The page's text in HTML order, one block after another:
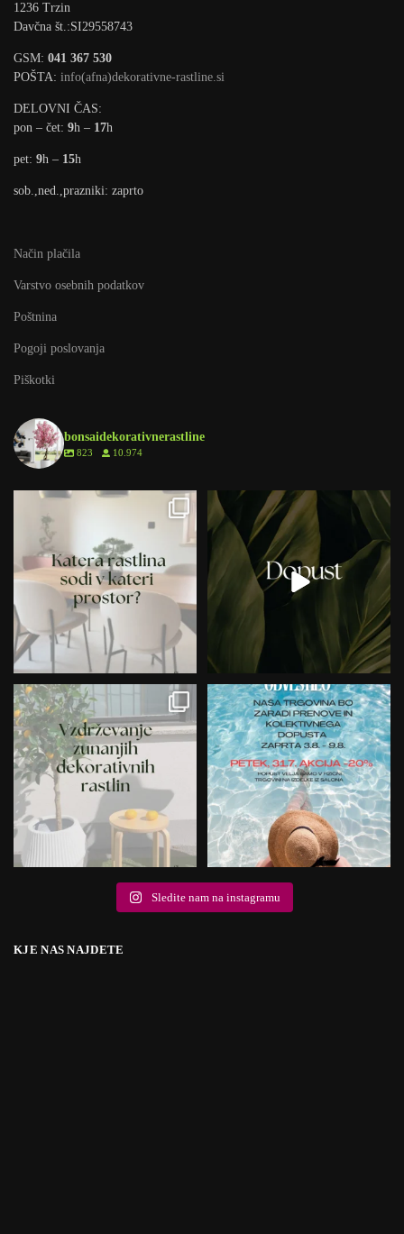
1236 Trzin
Davčna št.:SI29558743
GSM: 041 367 530
POŠTA: info(afna)dekorativne-rastline.si
DELOVNI ČAS:
pon – čet: 9h – 17h
pet: 9h – 15h
sob.,ned.,prazniki: zaprto
Način plačila
Varstvo osebnih podatkov
Poštnina
Pogoji poslovanja
Piškotki
bonsaidekorativnerastline
823 10.974
Sledite nam na instagramu
KJE NAS NAJDETE